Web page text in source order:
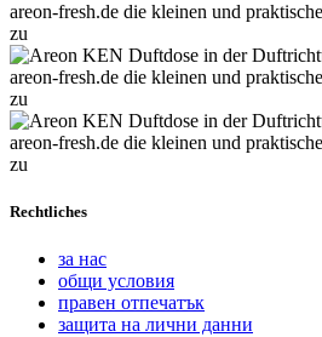
Rechtliches
за нас
общи условия
правен отпечатък
защита на лични данни